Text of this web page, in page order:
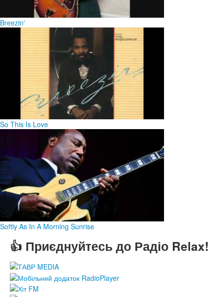
Breezin'
So This Is Love
Softly As In A Morning Sunrise
👍 Приєднуйтесь до Радіо Relax!